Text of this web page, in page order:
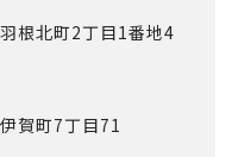
根北町2丁目1番地4
賀町7丁目71